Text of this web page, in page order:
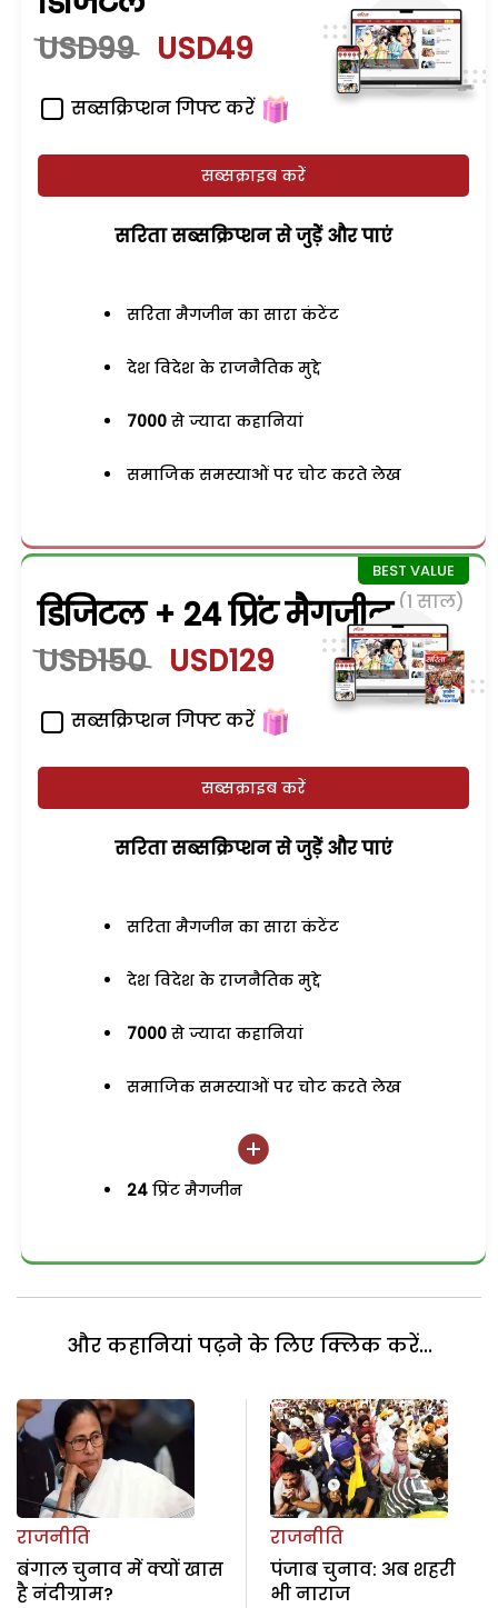
USD99 USD49
सब्सक्रिप्शन गिफ्ट करें
सब्सक्राइब करें
सरिता सब्सक्रिप्शन से जुड़ेें और पाएं
सरिता मैगजीन का सारा कंटेंट
देश विदेश के राजनैतिक मुद्दे
7000 से ज्यादा कहानियां
समाजिक समस्याओं पर चोट करते लेख
डिजिटल + 24 प्रिंट मैगजीन (1 साल)
USD150 USD129
सब्सक्रिप्शन गिफ्ट करें
सब्सक्राइब करें
सरिता सब्सक्रिप्शन से जुड़ेें और पाएं
सरिता मैगजीन का सारा कंटेंट
देश विदेश के राजनैतिक मुद्दे
7000 से ज्यादा कहानियां
समाजिक समस्याओं पर चोट करते लेख
24 प्रिंट मैगजीन
और कहानियां पढ़ने के लिए क्लिक करें...
राजनीति
बंगाल चुनाव में क्यों खास
है नंदीग्राम?
राजनीति
पंजाब चुनाव: अब शहरी
भी नाराज